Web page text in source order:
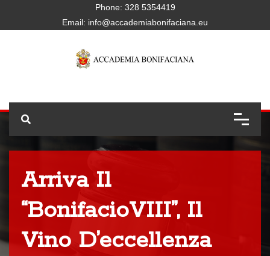
Phone: 328 5354419
Email: info@accademiabonifaciana.eu
Arriva Il
“BonifacioVIII”, Il
Vino D’eccellenza